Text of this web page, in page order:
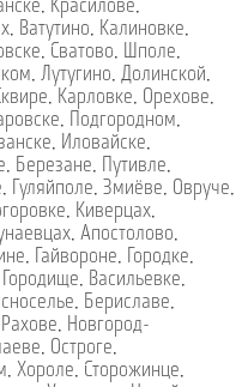
, Красилове,
, Ватутино, Калиновке,
, Сватово, Шполе,
, Лутугино, Долинской,
, Карловке, Орехове,
, Подгородном,
, Иловайске,
, Березане, Путивле,
, Гуляйполе, Змиёве, Овруче,
, Киверцах,
, Апостолово,
, Гайвороне, Городке,
Городище, Васильевке,
, Бериславе,
Рахове, Новгород-
, Остроге,
, Хороле, Сторожинце,